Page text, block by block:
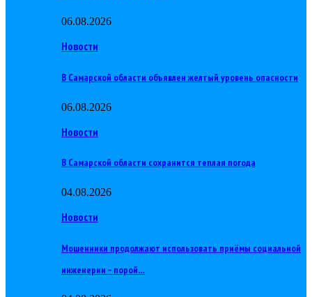
06.08.2026
Новости
В Самарской области объявлен желтый уровень опасности
06.08.2026
Новости
В Самарской области сохранится теплая погода
04.08.2026
Новости
Мошенники продолжают использовать приёмы социальной
инженерии – порой…